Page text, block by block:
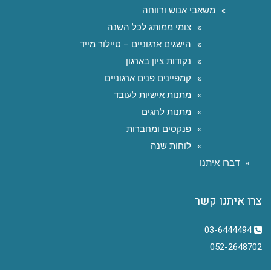
משאבי אנוש ורווחה
צומי ממותג לכל השנה
הישגים ארגוניים – טיילור מייד
נקודות ציון בארגון
קמפיינים פנים ארגוניים
מתנות אישיות לעובד
מתנות לחגים
פנקסים ומחברות
לוחות שנה
דברו איתנו
צרו איתנו קשר
03-6444494
052-2648702